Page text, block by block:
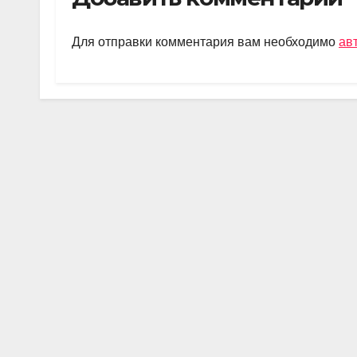
gr
a
s
A
p
o
kl
ss
а
в
ть
Для отправки комментария вам необходимо